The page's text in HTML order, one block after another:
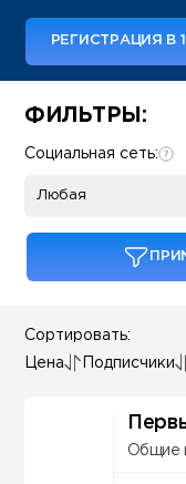
РЕГИСТРАЦИЯ В
Some SEO Title
ФИЛЬТРЫ:
Социальная сеть:
Любая
Сортировать:
Цена Подписчики
Общие